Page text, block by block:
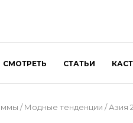
СМОТРЕТЬ СТАТЬИ
/Модные тенденции /Азия